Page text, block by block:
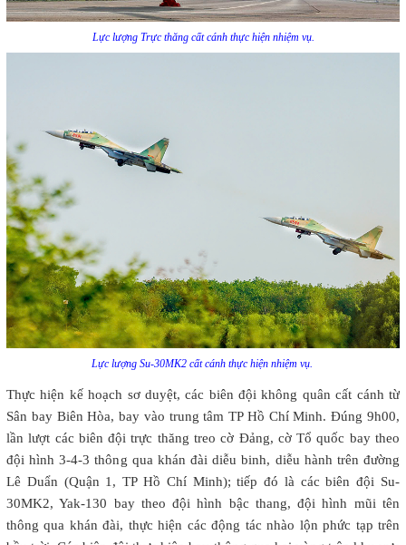
Lực lượng Trực thăng cất cánh thực hiện nhiệm vụ.
Lực lượng Su-30MK2 cất cánh thực hiện nhiệm vụ.
Thực hiện kế hoạch sơ duyệt, các biên đội không quân cất cánh từ
Sân bay Biên Hòa, bay vào trung tâm TP Hồ Chí Minh. Đúng 9h00,
lần lượt các biên đội trực thăng treo cờ Đảng, cờ Tổ quốc bay theo
đội hình 3-4-3 thông qua khán đài diễu binh, diễu hành trên đường
Lê Duẩn (Quận 1, TP Hồ Chí Minh); tiếp đó là các biên đội Su-
30MK2, Yak-130 bay theo đội hình bậc thang, đội hình mũi tên
thông qua khán đài, thực hiện các động tác nhào lộn phức tạp trên